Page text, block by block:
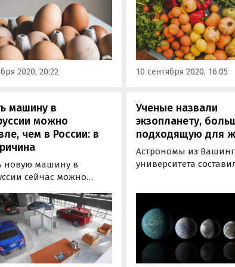
песок, растительное
куриные яйца,
Росстат.
2020, 20:22
организации
рыбу, рис, бобовые, а
овощи и фрукты.
10 сентября 2020, 16:05
машину в
можно
чем в России: в
новую машину в
сейчас можно
Это обусловлено
наценок и
которое
дилеры
Ученые назвали
экзопланету,
подходящую для
Астрономы из
университета
перечень вошли 24
тела, сообщается в
журнале Astrobiology.